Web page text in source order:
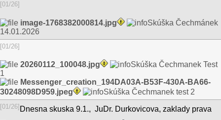
[01/26]
image-1768382000814.jpg
Skúška Čechmánek
14.01.2026
[01/26]
20260112_100048.jpg
Skúška Čechmanek Test
1
Messenger_creation_194DA03A-B53F-430A-BA66-
30248098D959.jpeg
Skúška Čechmanek test 2
[01/26] Dnesna skuska 9.1., JuDr. Durkovicova, zaklady prava